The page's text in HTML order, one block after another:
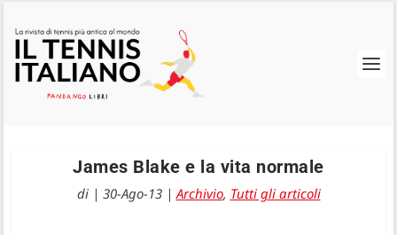
James Blake e la vita normale
di | 30-Ago-13|Archivio, Tutti gli articoli